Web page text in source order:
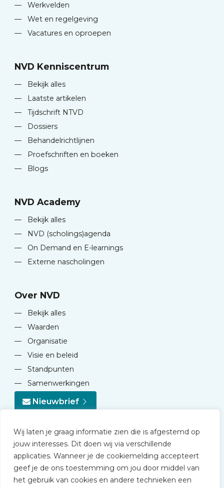
Wij laten je graag informatie zien die is afgestemd op
jouw interesses. Dit doen wij via verschillende
applicaties. Wanneer je de cookiemelding accepteert
geef je de ons toestemming om jou door middel van
het gebruik van cookies en andere technieken een
—
Werkvelden
—
Wet en regelgeving
—
Vacatures en oproepen
NVD Kenniscentrum
—
Bekijk alles
—
Laatste artikelen
—
Tijdschrift NTVD
—
Dossiers
—
Behandelrichtlijnen
—
Proefschriften en boeken
—
Blogs
NVD Academy
—
Bekijk alles
—
NVD (scholings)agenda
—
On Demand en E-learnings
—
Externe nascholingen
Over NVD
—
Bekijk alles
—
Waarden
—
Organisatie
—
Visie en beleid
—
Standpunten
—
Samenwerkingen
Nieuwbrief
© 2026 NVD
Privacy statement